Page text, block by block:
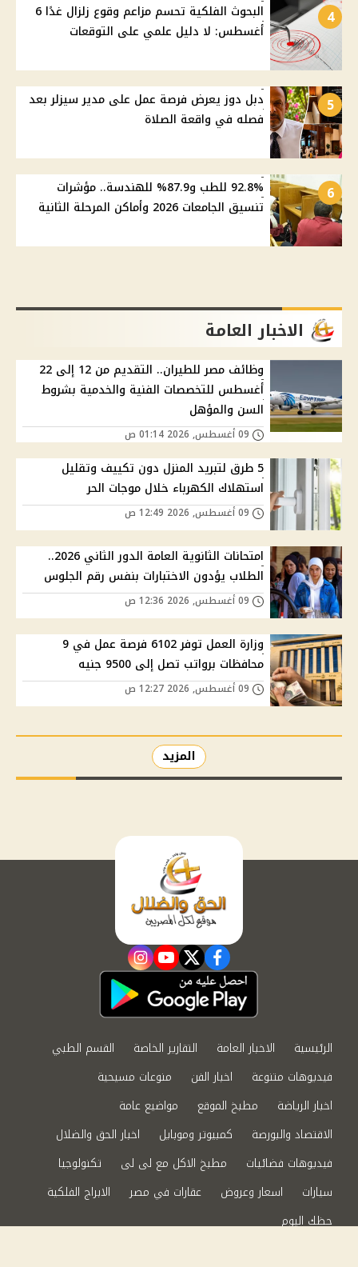
4
البحوث الفلكية تحسم مزاعم وقوع زلزال غدًا 6
أغسطس: لا دليل علمي على التوقعات
5
دبل دوز يعرض فرصة عمل على مدير سيزلر بعد
فصله في واقعة الصلاة
6
92.8% للطب و87.9% للهندسة.. مؤشرات
تنسيق الجامعات 2026 وأماكن المرحلة الثانية
الاخبار العامة
وظائف مصر للطيران.. التقديم من 12 إلى 22
أغسطس للتخصصات الفنية والخدمية بشروط
السن والمؤهل
5 طرق لتبريد المنزل دون تكييف وتقليل
استهلاك الكهرباء خلال موجات الحر
امتحانات الثانوية العامة الدور الثاني 2026..
الطلاب يؤدون الاختبارات بنفس رقم الجلوس
وزارة العمل توفر 6102 فرصة عمل في 9
محافظات برواتب تصل إلى 9500 جنيه
المزيد
facebook
twitter
youtube
instagram
الرئيسية الاخبار العامة التقارير الخاصة
القسم الطبي
فيديوهات متنوعة
اخبار الفن
منوعات مسيحية
اخبار الرياضة
مطبخ الموقع
مواضيع عامة
الاقتصاد والبورصة
كمبيوتر وموبايل
اخبار الحق والضلال
فيديوهات فضائيات
مطبخ الاكل مع لى لى
تكنولوجيا
سيارات
اسعار وعروض عقارات في مصر
الابراج الفلكية
حظك اليوم